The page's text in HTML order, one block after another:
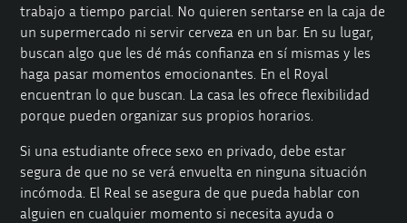
trabajo a tiempo parcial. No quieren sentarse en la caja de
un supermercado ni servir cerveza en un bar. En su lugar,
buscan algo que les dé más confianza en sí mismas y les
haga pasar momentos emocionantes. En el Royal
encuentran lo que buscan. La casa les ofrece flexibilidad
porque pueden organizar sus propios horarios.
Si una estudiante ofrece sexo en privado, debe estar
segura de que no se verá envuelta en ninguna situación
incómoda. El Real se asegura de que pueda hablar con
alguien en cualquier momento si necesita ayuda o